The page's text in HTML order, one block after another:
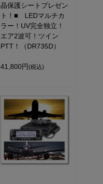
晶保護シートプレゼン
ト！■ LEDマルチカ
ラー！UV完全独立！
エア2波可！ツイン
PTT！（DR735D）
41,800円 (税込)